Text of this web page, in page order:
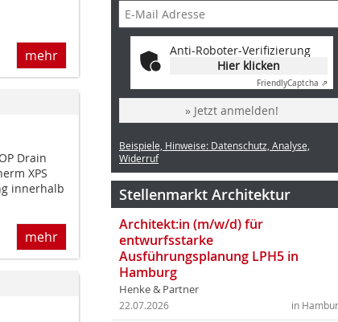
mehr
Drain
XPS
innerhalb
mehr
Anti-Roboter-Verifizierung
Hier klicken
FriendlyCaptcha ⇗
» Jetzt anmelden!
Beispiele, Hinweise: Datenschutz, Analyse,
Widerruf
Stellenmarkt Architektur
Architekt:in (m/w/d) für
entwurfsstarke
Ausführungsplanung LPH5 in
Hamburg
Henke & Partner
in
22.07.2026